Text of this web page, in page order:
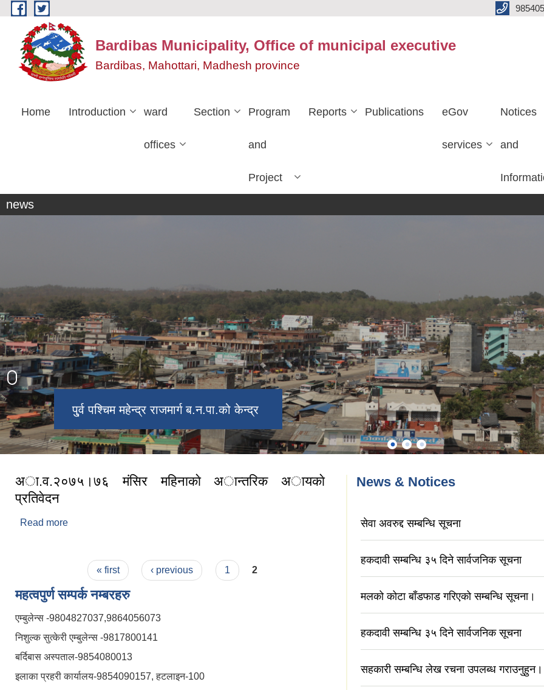
Skip to main content
Bardibas Municipality, Office of municipal executive
Bardibas, Mahottari, Madhesh province
Home Introduction ward
offices
Section Program
and
Project
Reports Publications eGov
services
Notices
and
news
पु्र्व पश्चिम महेन्द्र राजमार्ग ब.न.पा.को केन्द्र
ऐतिहासिक टुटेश्वरनाथ महादेव मन्दिर
ब.न.पा.-५
रमणीय स्मृति पार्क,ब.न.पा.-३
अा.व.२०७५।७६ मंसिर महिनाकाे अान्तरिक अायकाे
प्रतिवेदन
Read more
« first ‹ previous 1 2
महत्वपुर्ण सम्पर्क नम्बरहरु
एम्बुलेन्स -9804827037,9864056073
निशुल्क सुत्केरी एम्बुलेन्स -9817800141
बर्दिबास अस्पताल-9854080013
इलाका प्रहरी कार्यालय-9854090157, हटलाइन-100
News & Notices
सेवा अवरुद्द सम्बन्धि सूचना
हकदावी सम्बन्धि ३५ दिने सार्वजनिक सूचना
मलको कोटा बाँडफाड गरिएको सम्बन्धि सूचना।
हकदावी सम्बन्धि ३५ दिने सार्वजनिक सूचना
सहकारी सम्बन्धि लेख रचना उपलब्ध गराउनुहुन।